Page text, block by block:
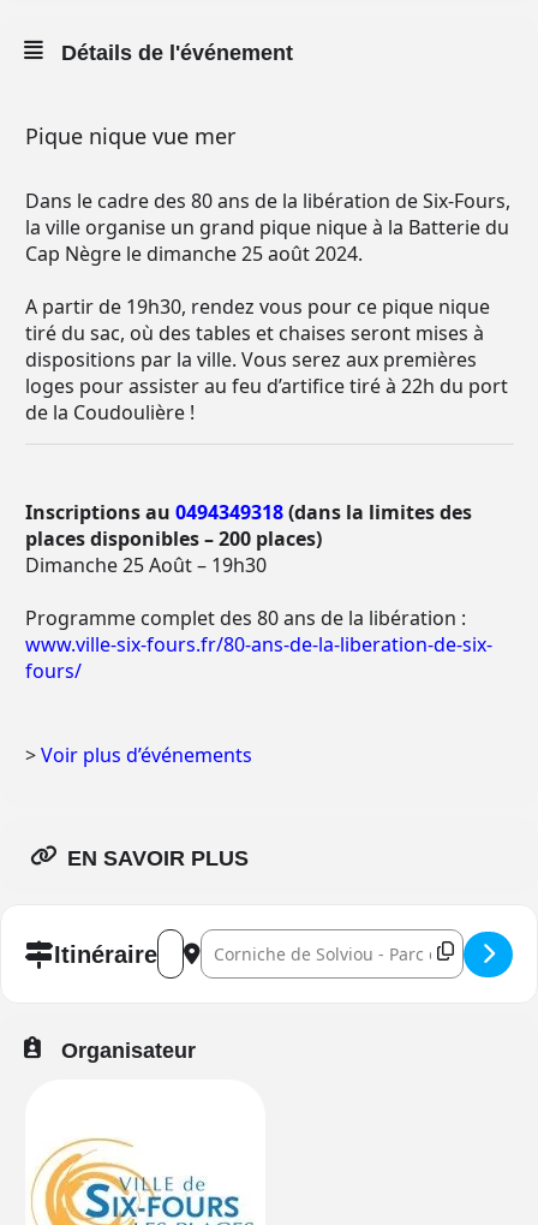
Détails de l'événement
Pique nique vue mer
Dans le cadre des 80 ans de la libération de Six-Fours,
la ville organise un grand pique nique à la Batterie du
Cap Nègre le dimanche 25 août 2024.
A partir de 19h30, rendez vous pour ce pique nique
tiré du sac, où des tables et chaises seront mises à
dispositions par la ville. Vous serez aux premières
loges pour assister au feu d’artifice tiré à 22h du port
de la Coudoulière !
Inscriptions au 0494349318(dans la limites des
places disponibles – 200 places)
Dimanche 25 Août – 19h30
Programme complet des 80 ans de la libération :
www.ville-six-fours.fr/80-ans-de-la-liberation-de-six-
fours/
>Voir plus d’événements
EN SAVOIR PLUS
ItinéraireAddress - Pique Nique vue mer []
Destination Address - Pique Nique vue
Organisateur